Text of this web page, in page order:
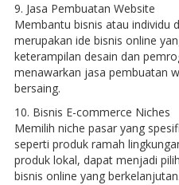
9. Jasa Pembuatan Website
Membantu bisnis atau individu
merupakan ide bisnis online
keterampilan desain dan
menawarkan jasa pembuatan
bersaing.
10. Bisnis E-commerce Niches
Memilih niche pasar yang
seperti produk ramah
produk lokal, dapat menjadi
bisnis online yang berkelanjutan.